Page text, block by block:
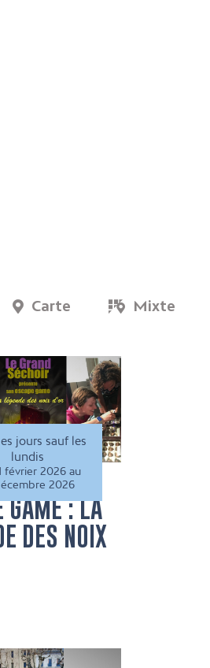
Carte Mixte
jours sauf les
lundis
février 2026 au
2026
GAME : LA
DES NOIX